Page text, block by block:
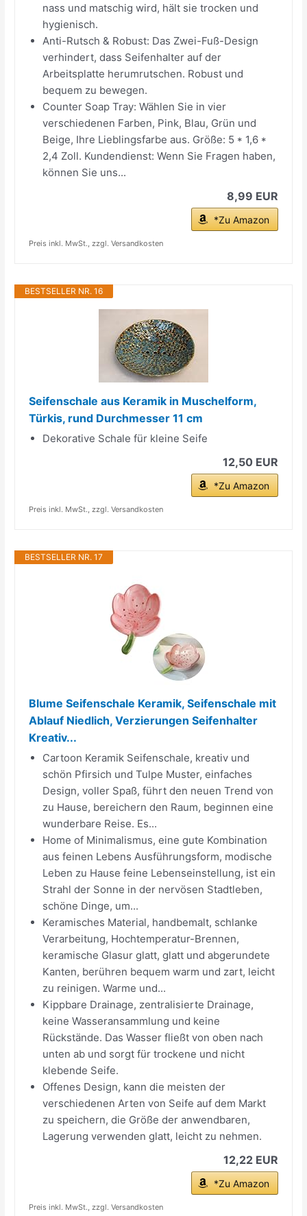
nass und matschig wird, hält sie trocken und
hygienisch.
Anti-Rutsch & Robust: Das Zwei-Fuß-Design
verhindert, dass Seifenhalter auf der
Arbeitsplatte herumrutschen. Robust und
bequem zu bewegen.
Counter Soap Tray: Wählen Sie in vier
verschiedenen Farben, Pink, Blau, Grün und
Beige, Ihre Lieblingsfarbe aus. Größe: 5 * 1,6 *
2,4 Zoll. Kundendienst: Wenn Sie Fragen haben,
können Sie uns...
8,99 EUR
*Zu Amazon
Preis inkl. MwSt., zzgl. Versandkosten
BESTSELLER NR. 16
Seifenschale aus Keramik in Muschelform,
Türkis, rund Durchmesser 11 cm
Dekorative Schale für kleine Seife
12,50 EUR
*Zu Amazon
Preis inkl. MwSt., zzgl. Versandkosten
BESTSELLER NR. 17
Blume Seifenschale Keramik, Seifenschale mit
Ablauf Niedlich, Verzierungen Seifenhalter
Kreativ...
Cartoon Keramik Seifenschale, kreativ und
schön Pfirsich und Tulpe Muster, einfaches
Design, voller Spaß, führt den neuen Trend von
zu Hause, bereichern den Raum, beginnen eine
wunderbare Reise. Es...
Home of Minimalismus, eine gute Kombination
aus feinen Lebens Ausführungsform, modische
Leben zu Hause feine Lebenseinstellung, ist ein
Strahl der Sonne in der nervösen Stadtleben,
schöne Dinge, um...
Keramisches Material, handbemalt, schlanke
Verarbeitung, Hochtemperatur-Brennen,
keramische Glasur glatt, glatt und abgerundete
Kanten, berühren bequem warm und zart, leicht
zu reinigen. Warme und...
Kippbare Drainage, zentralisierte Drainage,
keine Wasseransammlung und keine
Rückstände. Das Wasser fließt von oben nach
unten ab und sorgt für trockene und nicht
klebende Seife.
Offenes Design, kann die meisten der
verschiedenen Arten von Seife auf dem Markt
zu speichern, die Größe der anwendbaren,
Lagerung verwenden glatt, leicht zu nehmen.
12,22 EUR
*Zu Amazon
Preis inkl. MwSt., zzgl. Versandkosten